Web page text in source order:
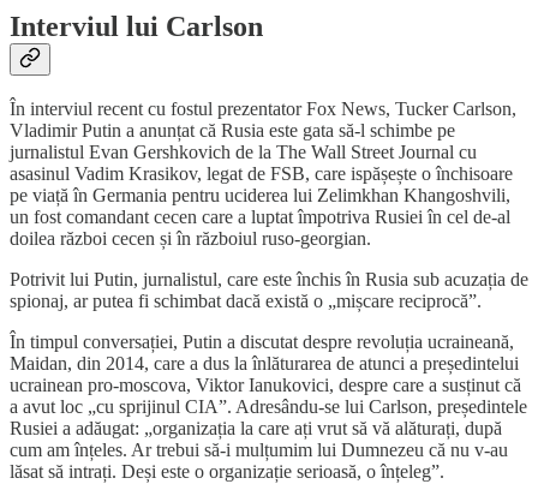
Interviul lui Carlson
În interviul recent cu fostul prezentator Fox News, Tucker Carlson,
Vladimir Putin a anunțat că Rusia este gata să-l schimbe pe
jurnalistul Evan Gershkovich de la The Wall Street Journal cu
asasinul Vadim Krasikov, legat de FSB, care ispășește o închisoare
pe viață în Germania pentru uciderea lui Zelimkhan Khangoshvili,
un fost comandant cecen care a luptat împotriva Rusiei în cel de-al
doilea război cecen și în războiul ruso-georgian.
Potrivit lui Putin, jurnalistul, care este închis în Rusia sub acuzația de
spionaj, ar putea fi schimbat dacă există o „mișcare reciprocă”.
În timpul conversației, Putin a discutat despre revoluția ucraineană,
Maidan, din 2014, care a dus la înlăturarea de atunci a președintelui
ucrainean pro-moscova, Viktor Ianukovici, despre care a susținut că
a avut loc „cu sprijinul CIA”. Adresându-se lui Carlson, președintele
Rusiei a adăugat: „organizația la care ați vrut să vă alăturați, după
cum am înțeles. Ar trebui să-i mulțumim lui Dumnezeu că nu v-au
lăsat să intrați. Deși este o organizație serioasă, o înțeleg”.